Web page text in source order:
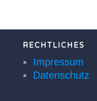
RECHTLICHES
Impressum
Datenschutz